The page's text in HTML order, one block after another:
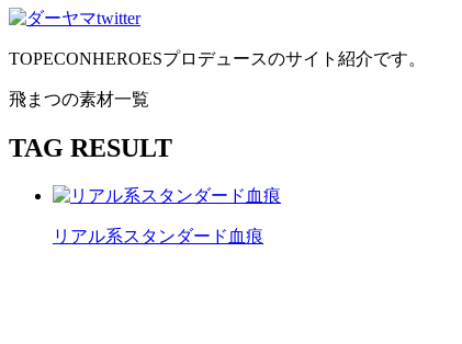
TOPECONHEROESプロデュースのサイト紹介です。
飛まつの素材一覧
TAG RESULT
リアル系スタンダード血痕